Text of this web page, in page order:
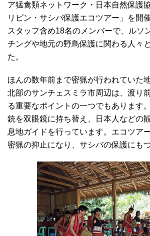
ア猛禽類ネットワーク・日本自然保護
リピン・サシバ保護エコツアー」を開
スタッフ含め18名のメンバーで、ルソ
チングや地元の野鳥保護に関わる人々
た。
ほんの数年前まで密猟が行われていた
北部のサンチェスミラ市周辺は、渡り
る重要なポイントの一つでもあります
銃を双眼鏡に持ち替え、日本人などの
息地ガイドを行っています。エコツア
密猟の抑止になり、サシバの保護にも